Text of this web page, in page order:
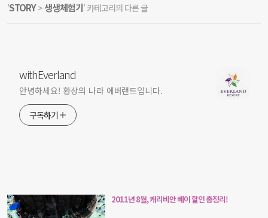
'STORY>생생체험기' 카테고리의 다른 글
withEverland
안녕하세요! 환상의 나라 에버랜드입니다.
구독하기
2011년 8월, 캐리비안 베이 할인 총정리!